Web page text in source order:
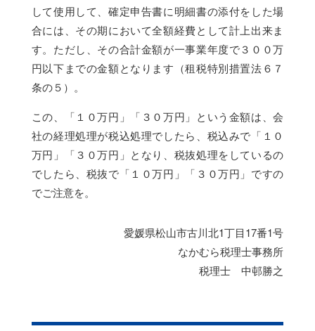
して使用して、確定申告書に明細書の添付をした場
合には、その期において全額経費として計上出来ま
す。ただし、その合計金額が一事業年度で３００万
円以下までの金額となります（租税特別措置法６７
条の５）。
この、「１０万円」「３０万円」という金額は、会
社の経理処理が税込処理でしたら、税込みで「１０
万円」「３０万円」となり、税抜処理をしているの
でしたら、税抜で「１０万円」「３０万円」ですの
でご注意を。
愛媛県松山市古川北1丁目17番1号
なかむら税理士事務所
税理士 中邨勝之